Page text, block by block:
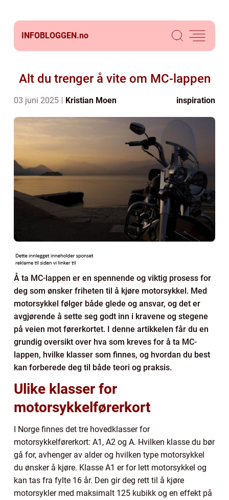
INFOBLOGGEN.no
Alt du trenger å vite om MC-lappen
03 juni 2025 Kristian Moen inspiration
Å ta MC-lappen er en spennende og viktig prosess for
deg som ønsker friheten til å kjøre motorsykkel. Med
motorsykkel følger både glede og ansvar, og det er
avgjørende å sette seg godt inn i kravene og stegene
på veien mot førerkortet. I denne artikkelen får du en
grundig oversikt over hva som kreves for å ta MC-
lappen, hvilke klasser som finnes, og hvordan du best
kan forberede deg til både teori og praksis.
Ulike klasser for
motorsykkelførerkort
I Norge finnes det tre hovedklasser for
motorsykkelførerkort: A1, A2 og A. Hvilken klasse du bør
gå for, avhenger av alder og hvilken type motorsykkel
du ønsker å kjøre. Klasse A1 er for lett motorsykkel og
kan tas fra fylte 16 år. Den gir deg rett til å kjøre
motorsykler med maksimalt 125 kubikk og en effekt på